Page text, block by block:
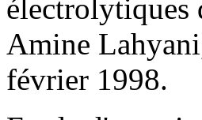
électrolytiques
Amine
février 1998.